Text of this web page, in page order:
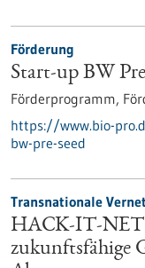
Förderung
Start-up BW
Förderprogramm,
https://www.bio-
bw-pre-seed
Transnationale
HACK-IT-NET
zukunftsfähige